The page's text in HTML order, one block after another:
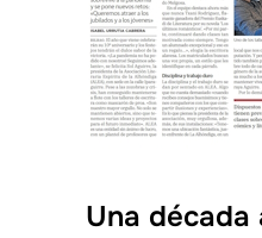
Una década